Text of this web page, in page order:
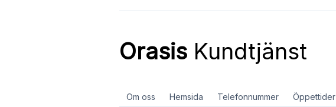
OrasisKundtjänst
Om oss Hemsida Telefonnummer Öppettider